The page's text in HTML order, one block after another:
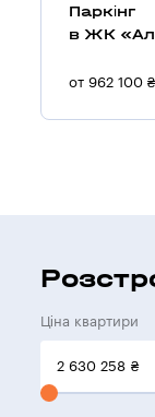
Паркінг
в ЖК
от 962 100 ₴
Ціна квартири
2 630 258 ₴